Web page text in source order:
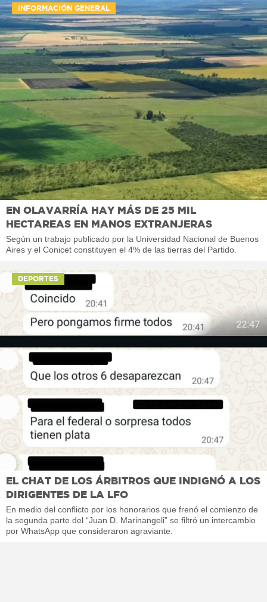
INFORMACIÓN GENERAL
EN OLAVARRÍA HAY MÁS DE 25 MIL
HECTAREAS EN MANOS EXTRANJERAS
Según un trabajo publicado por la Universidad Nacional de Buenos
Aires y el Conicet constituyen el 4% de las tierras del Partido.
DEPORTES
EL CHAT DE LOS ÁRBITROS QUE INDIGNÓ A LOS
DIRIGENTES DE LA LFO
En medio del conflicto por los honorarios que frenó el comienzo de
la segunda parte del “Juan D. Marinangeli” se filtró un intercambio
por WhatsApp que consideraron agraviante.